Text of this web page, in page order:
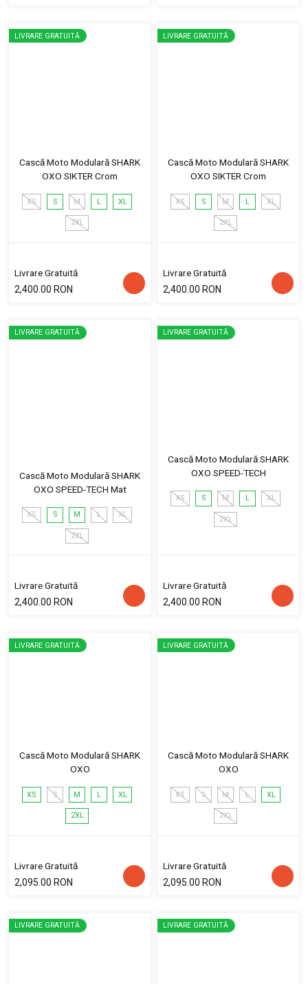
LIVRARE GRATUITĂ
Cască Moto Modulară SHARK
OXO SIKTER Crom
XS S M L XL
2XL
Livrare Gratuită
2,400.00 RON
LIVRARE GRATUITĂ
Cască Moto Modulară SHARK
OXO SIKTER Crom
XS S M L XL
2XL
Livrare Gratuită
2,400.00 RON
LIVRARE GRATUITĂ
Cască Moto Modulară SHARK
OXO SPEED-TECH Mat
XS S M L XL
2XL
Livrare Gratuită
2,400.00 RON
LIVRARE GRATUITĂ
Cască Moto Modulară SHARK
OXO SPEED-TECH
XS S M L XL
2XL
Livrare Gratuită
2,400.00 RON
LIVRARE GRATUITĂ
Cască Moto Modulară SHARK
OXO
XS S M L XL
2XL
Livrare Gratuită
2,095.00 RON
LIVRARE GRATUITĂ
Cască Moto Modulară SHARK
OXO
XS S M L XL
2XL
Livrare Gratuită
2,095.00 RON
LIVRARE GRATUITĂ LIVRARE GRATUITĂ